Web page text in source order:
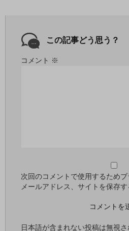
この記事どう思う？
コメント ※
次回のコメントで使用するためブ
メールアドレス、サイトを保存す
日本語が含まれない投稿は無視